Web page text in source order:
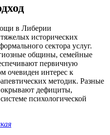
в Либерии
исторических
сектора услуг.
общины, семейные
первичную
очевиден интерес к
методик. Разные
дефициты,
психологической